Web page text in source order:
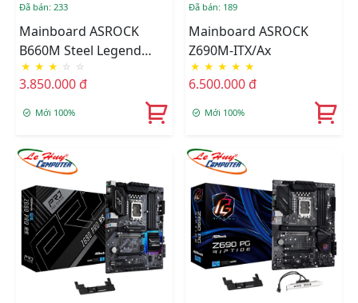
Đã bán: 233
Mainboard ASROCK
B660M Steel Legend
DDR4
★ ★ ★ ☆ ☆
3.850.000 đ
Mới 100%
Đã bán: 189
Mainboard ASROCK
Z690M-ITX/ax
★ ★ ★ ★ ★
6.500.000 đ
Mới 100%